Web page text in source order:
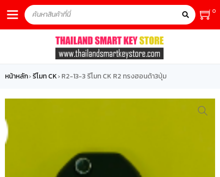
0
หน้าหลัก› รีโมท CK› R2-13-3 รีโมท CK R2 ทรงฮอนด้า3ปุ่ม